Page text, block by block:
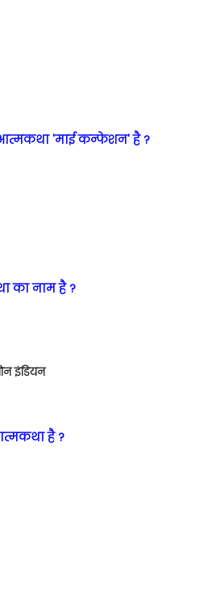
'माई कन्फेशन' है ?
का नाम है ?
इंडियन
है ?